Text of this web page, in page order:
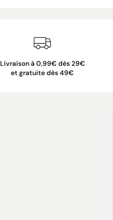
Livraison à 0,99€ dès 29€
et gratuite dès 49€